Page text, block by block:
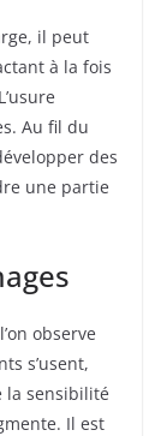
il peut
à la fois
Au fil du
des
une partie
observe
s’usent,
la sensibilité
Il est